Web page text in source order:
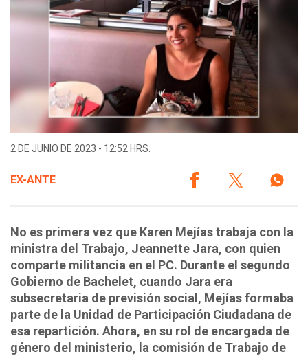
2 DE JUNIO DE 2023 - 12:52 HRS.
EX-ANTE
No es primera vez que Karen Mejías trabaja con la
ministra del Trabajo, Jeannette Jara, con quien
comparte militancia en el PC. Durante el segundo
Gobierno de Bachelet, cuando Jara era
subsecretaria de previsión social, Mejías formaba
parte de la Unidad de Participación Ciudadana de
esa repartición. Ahora, en su rol de encargada de
género del ministerio, la comisión de Trabajo de